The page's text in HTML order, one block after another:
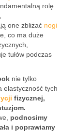
rolę
one zbliżać nogi
co ma duże
tułów podczas
nie tylko
elastyczność tych
fizycznej,
podnosimy
i poprawiamy